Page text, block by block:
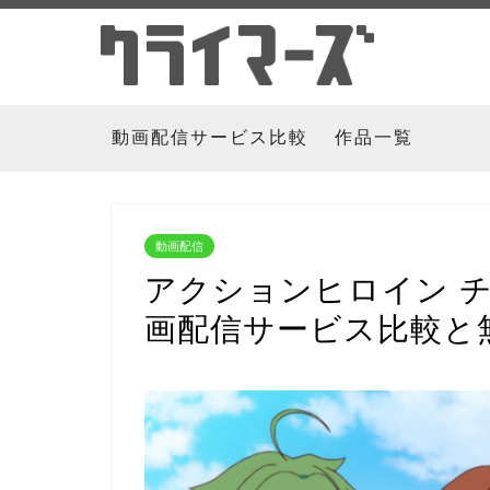
動画配信サービス比較 作品一覧
動画配信
アクションヒロイン
画配信サービス比較